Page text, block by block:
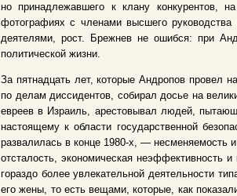
но принадлежавшего к клану конкурентов,
фотографиях с членами высшего
деятелями, рост. Брежнев не ошибся: при
политической жизни.
За пятнадцать лет, которые Андропов провел
по делам диссидентов, собирал досье на
евреев в Израиль, арестовывал людей,
настоящему к области государственной
развалилась в конце 1980-х, — несменяемость
отсталость, экономическая неэффективность
гораздо более увлекательной деятельности
его жены, то есть вещами, которые, как